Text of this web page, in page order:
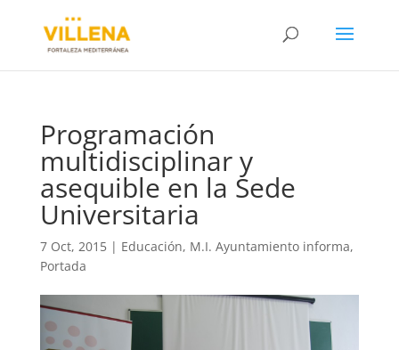
Programación
multidisciplinar y
asequible en la Sede
Universitaria
7 Oct, 2015| Educación, M.I. Ayuntamiento informa,
Portada